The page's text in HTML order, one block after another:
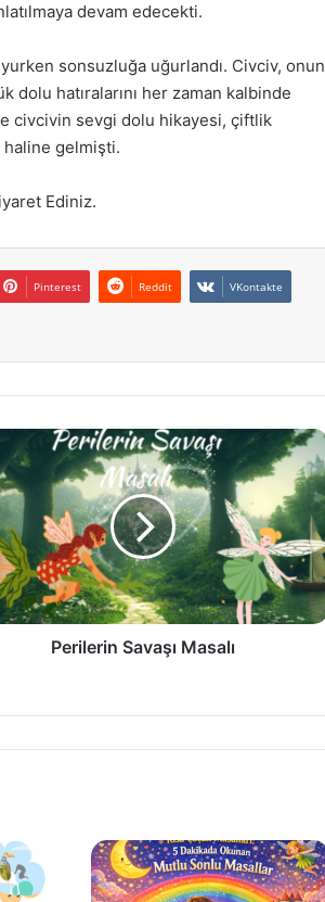
devam edecekti.
sonsuzluğa uğurlandı. Civciv, onun
dolu hatıralarını her zaman kalbinde
civcivin sevgi dolu hikayesi, çiftlik
haline gelmişti.
Ediniz.
Pinterest Reddit VKontakte
Perilerin Savaşı Masalı